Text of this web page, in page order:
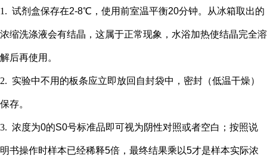
1. 试剂盒保存在2-8℃，使用前室温平衡20分钟。从冰箱取出的
浓缩洗涤液会有结晶，这属于正常现象，水浴加热使结晶完全溶
解后再使用。
2. 实验中不用的板条应立即放回自封袋中，密封（低温干燥）
保存。
3. 浓度为0的S0号标准品即可视为阴性对照或者空白；按照说
明书操作时样本已经稀释5倍，最终结果乘以5才是样本实际浓